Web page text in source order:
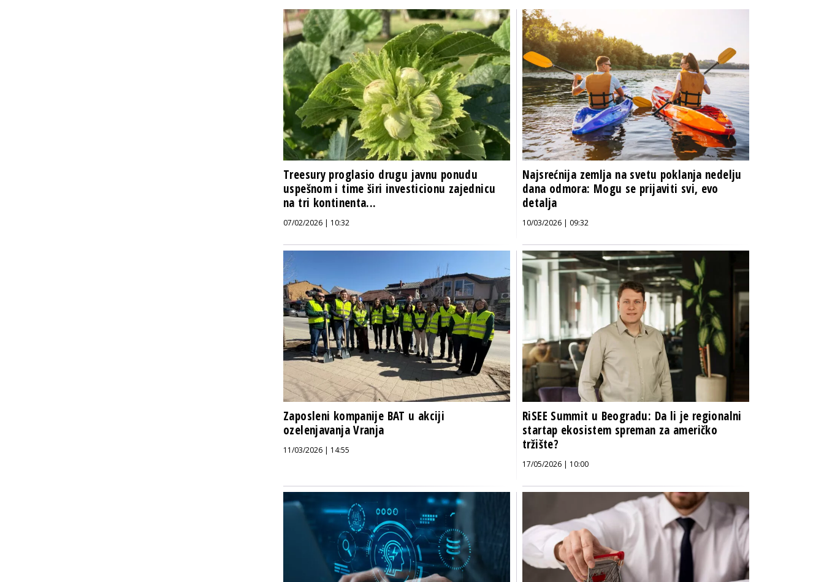
Treesury proglasio drugu javnu ponudu
uspešnom i time širi investicionu zajednicu
na tri kontinenta...
07/02/2026 | 10:32
Najsrećnija zemlja na svetu poklanja nedelju
dana odmora: Mogu se prijaviti svi, evo
detalja
10/03/2026 | 09:32
Zaposleni kompanije BAT u akciji
ozelenjavanja Vranja
11/03/2026 | 14:55
RiSEE Summit u Beogradu: Da li je regionalni
startap ekosistem spreman za američko
tržište?
17/05/2026 | 10:00